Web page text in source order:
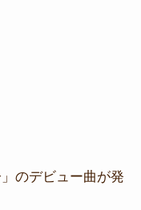
のデビュー曲が発